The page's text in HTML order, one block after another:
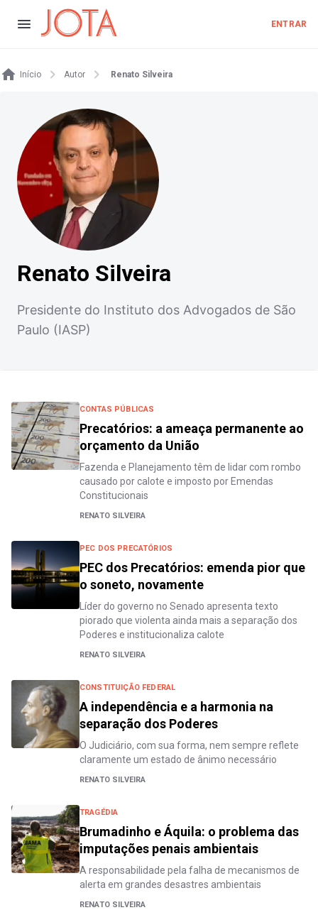
ENTRAR
Início Autor Renato Silveira
Renato Silveira
Presidente do Instituto dos Advogados de São
Paulo (IASP)
CONTAS PÚBLICAS
Precatórios: a ameaça permanente ao
orçamento da União
Fazenda e Planejamento têm de lidar com rombo
causado por calote e imposto por Emendas
Constitucionais
RENATO SILVEIRA
PEC DOS PRECATÓRIOS
PEC dos Precatórios: emenda pior que
o soneto, novamente
Líder do governo no Senado apresenta texto
piorado que violenta ainda mais a separação dos
Poderes e institucionaliza calote
RENATO SILVEIRA
CONSTITUIÇÃO FEDERAL
A independência e a harmonia na
separação dos Poderes
O Judiciário, com sua forma, nem sempre reflete
claramente um estado de ânimo necessário
RENATO SILVEIRA
TRAGÉDIA
Brumadinho e Áquila: o problema das
imputações penais ambientais
A responsabilidade pela falha de mecanismos de
alerta em grandes desastres ambientais
RENATO SILVEIRA